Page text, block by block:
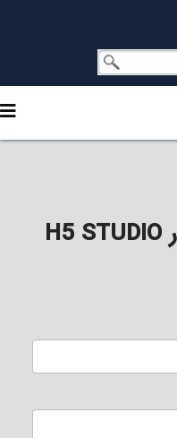
پک لوازم جانبی رکوردر H5 STUDIO